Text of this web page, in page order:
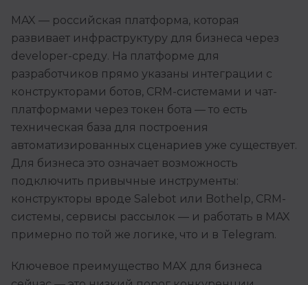
MAX — российская платформа, которая
развивает инфраструктуру для бизнеса через
developer-среду. На платформе для
разработчиков прямо указаны интеграции с
конструкторами ботов, CRM-системами и чат-
платформами через токен бота — то есть
техническая база для построения
автоматизированных сценариев уже существует.
Для бизнеса это означает возможность
подключить привычные инструменты:
конструкторы вроде Salebot или Bothelp, CRM-
системы, сервисы рассылок — и работать в MAX
примерно по той же логике, что и в Telegram.
Ключевое преимущество MAX для бизнеса